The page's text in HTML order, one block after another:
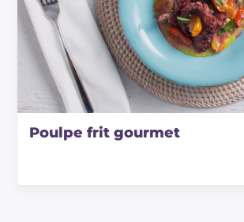
Poulpe frit gourmet